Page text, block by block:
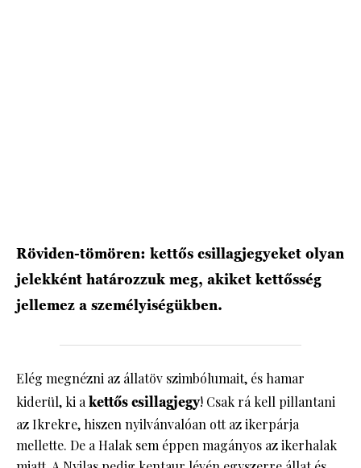
Röviden-tömören: kettős csillagjegyeket olyan
jelekként határozzuk meg, akiket kettősség
jellemez a személyiségükben.
Elég megnézni az állatöv szimbólumait, és hamar
kiderül, ki a kettős csillagjegy! Csak rá kell pillantani
az Ikrekre, hiszen nyilvánvalóan ott az ikerpárja
mellette. De a Halak sem éppen magányos az ikerhalak